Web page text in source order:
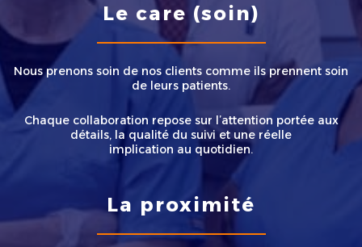
Le care (soin)
Nous prenons soin de nos clients comme ils prennent soin
de leurs patients.
Chaque collaboration repose sur l’attention portée aux
détails, la qualité du suivi et une réelle
implication au quotidien.
La proximité